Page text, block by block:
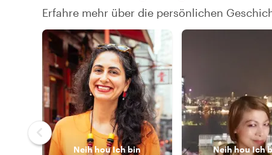
Erfahre mehr über die persönlichen
Neih houIch bin Neih houIch